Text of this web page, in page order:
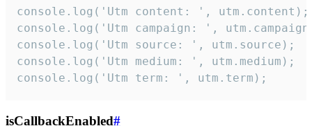
console.log('Utm content: ', utm.content);
console.log('Utm campaign: ',
console.log('Utm source: ', utm.source);
console.log('Utm medium: ', utm.medium);
console.log('Utm term: ', utm.term);
isCallbackEnabled#